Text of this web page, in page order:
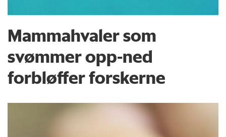
Mammahvaler som
svømmer opp-ned
forbløffer forskerne